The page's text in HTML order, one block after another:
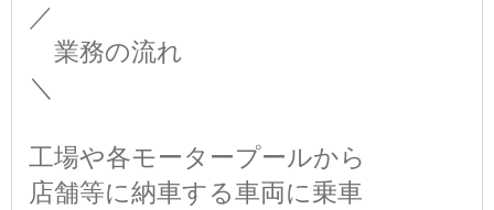
／
業務の流れ
＼
工場や各モータープールから
店舗等に納車する車両に乗車